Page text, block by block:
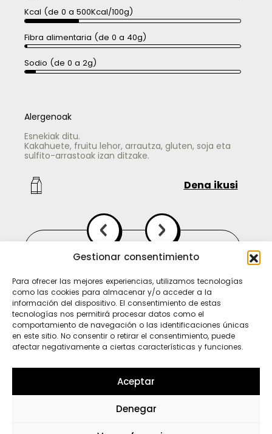
Gestionar consentimiento
Para ofrecer las mejores experiencias, utilizamos tecnologías
como las cookies para almacenar y/o acceder a la
información del dispositivo. El consentimiento de estas
tecnologías nos permitirá procesar datos como el
comportamiento de navegación o las identificaciones únicas
en este sitio. No consentir o retirar el consentimiento, puede
afectar negativamente a ciertas características y funciones.
Aceptar
Denegar
Kcal (de 0 a 500Kcal/100g)
Fibra alimentaria (de 0 a 40g)
Sodio (de 0 a 2g)
Alergenoak
Esnekiak ditu.
Kakahuete, fruitu lehor, arrautza, gluten, soja eta
sulfito-arrastoak izan ditzake.
Dena ikusi